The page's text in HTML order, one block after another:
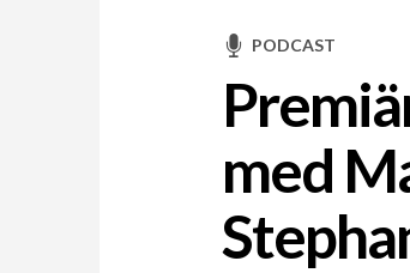
PODCAST
med